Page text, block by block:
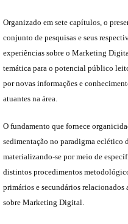
Organizado em sete capítulos, o
conjunto de pesquisas e seus
experiências sobre o Marketing
temática para o potencial público
por novas informações e
atuantes na área.
O fundamento que fornece
sedimentação no paradigma
materializando-se por meio de
distintos procedimentos
primários e secundários relacionados
sobre Marketing Digital.